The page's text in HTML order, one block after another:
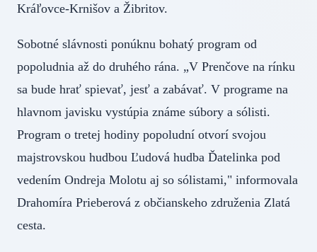
Kráľovce-Krnišov a Žibritov.
Sobotné slávnosti ponúknu bohatý program od
popoludnia až do druhého rána. „V Prenčove na rínku
sa bude hrať spievať, jesť a zabávať. V programe na
hlavnom javisku vystúpia známe súbory a sólisti.
Program o tretej hodiny popoludní otvorí svojou
majstrovskou hudbou Ľudová hudba Ďatelinka pod
vedením Ondreja Molotu aj so sólistami," informovala
Drahomíra Prieberová z občianskeho združenia Zlatá
cesta.